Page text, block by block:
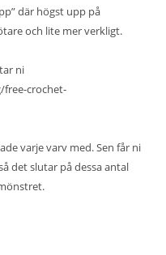
där högst upp på
och lite mer verkligt.
ni
crochet-
varje varv med. Sen får ni
det slutar på dessa antal